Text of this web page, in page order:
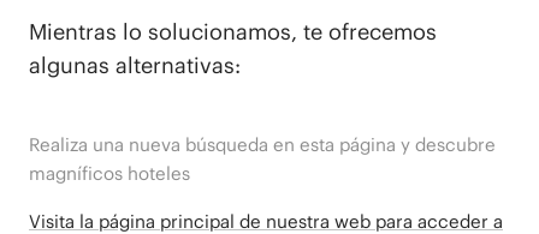
Mientras lo solucionamos, te ofrecemos
algunas alternativas:
Realiza una nueva búsqueda en esta página y descubre
magníficos hoteles
Visita la página principal de nuestra web para acceder a